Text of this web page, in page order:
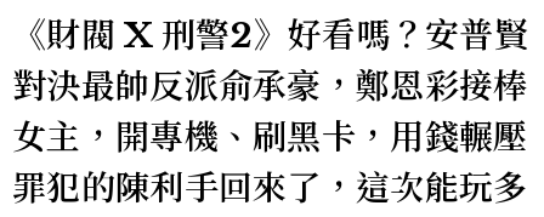
《財閥 X 刑警2》好看嗎？安普賢
對決最帥反派俞承豪，鄭恩彩接棒
女主，開專機、刷黑卡，用錢輾壓
罪犯的陳利手回來了，這次能玩多